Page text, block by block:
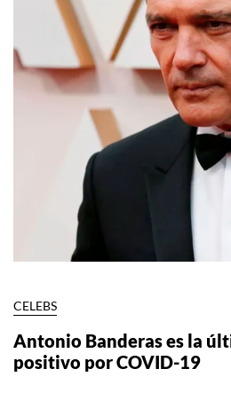
CELEBS
Antonio Banderas es la
positivo por COVID-19